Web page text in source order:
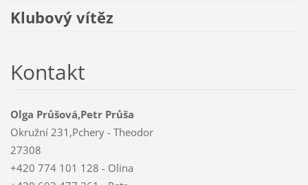
Klubový vítěz
Kontakt
Olga Průšová,Petr Průša
Okružní 231,Pchery - Theodor
27308
+420 774 101 128 - Olina